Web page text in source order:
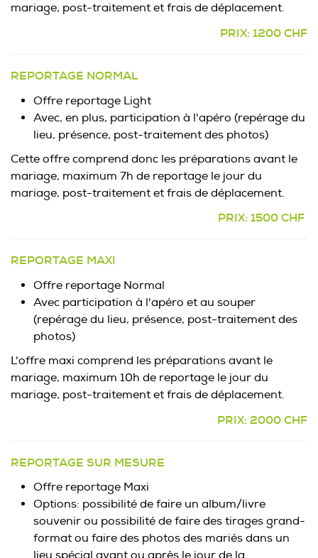
mariage, post-traitement et frais de déplacement.
PRIX: 1200 CHF
REPORTAGE NORMAL
Offre reportage Light
Avec, en plus, participation à l'apéro (repérage du
lieu, présence, post-traitement des photos)
Cette offre comprend donc les préparations avant le
mariage, maximum 7h de reportage le jour du
mariage, post-traitement et frais de déplacement.
PRIX: 1500 CHF
REPORTAGE MAXI
Offre reportage Normal
Avec participation à l'apéro et au souper
(repérage du lieu, présence, post-traitement des
photos)
L'offre maxi comprend les préparations avant le
mariage, maximum 10h de reportage le jour du
mariage, post-traitement et frais de déplacement.
PRIX: 2000 CHF
REPORTAGE SUR MESURE
Offre reportage Maxi
Options: possibilité de faire un album/livre
souvenir ou possibilité de faire des tirages grand-
format ou faire des photos des mariés dans un